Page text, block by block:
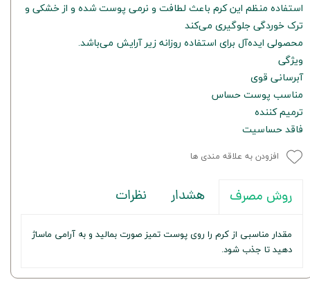
استفاده منظم این کرم باعث لطافت و نرمی پوست شده و از خشکی و
ترک خوردگی جلوگیری می‌کند
محصولی ایده‌آل برای استفاده روزانه زیر آرایش می‌باشد.
ویژگی
آبرسانی قوی
مناسب پوست حساس
ترمیم کننده
فاقد حساسیت
افزودن به علاقه مندی ها
روش مصرف هشدار نظرات
مقدار مناسبی از کرم را روی پوست تمیز صورت بمالید و به آرامی ماساژ
دهید تا جذب شود.